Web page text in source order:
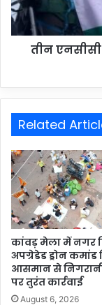
तीन एनसीसी
Related
कांवड़ मेला में नगर
अपग्रेडेड ड्रोन
आसमान से
पर तुरंत कार्रवाई
August 6, 2026